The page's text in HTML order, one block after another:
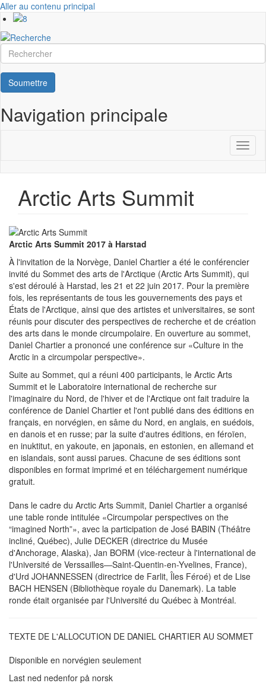
Aller au contenu principal
Rechercher
Soumettre
Navigation principale
Arctic Arts Summit
Arctic Arts Summit 2017 à Harstad
À l'invitation de la Norvège, Daniel Chartier a été le conférencier
invité du Sommet des arts de l'Arctique (Arctic Arts Summit), qui
s'est déroulé à Harstad, les 21 et 22 juin 2017. Pour la première
fois, les représentants de tous les gouvernements des pays et
États de l'Arctique, ainsi que des artistes et universitaires, se sont
réunis pour discuter des perspectives de recherche et de création
des arts dans le monde circumpolaire. En ouverture au sommet,
Daniel Chartier a prononcé une conférence sur «Culture in the
Arctic in a circumpolar perspective».
Suite au Sommet, qui a réuni 400 participants, le Arctic Arts
Summit et le Laboratoire international de recherche sur
l'imaginaire du Nord, de l'hiver et de l'Arctique ont fait traduire la
conférence de Daniel Chartier et l'ont publié dans des éditions en
français, en norvégien, en sâme du Nord, en anglais, en suédois,
en danois et en russe; par la suite d'autres éditions, en féroïen,
en inuktitut, en yakoute, en japonais, en estonien, en allemand et
en islandais, sont aussi parues. Chacune de ses éditions sont
disponibles en format imprimé et en téléchargement numérique
gratuit.
Dans le cadre du Arctic Arts Summit, Daniel Chartier a organisé
une table ronde intitulée «Circumpolar perspectives on the
“imagined North”», avec la participation de José BABIN (Théâtre
incliné, Québec), Julie DECKER (directrice du Musée
d'Anchorage, Alaska), Jan BORM (vice-recteur à l'international de
l'Université de Verssailles—Saint-Quentin-en-Yvelines, France),
d'Urd JOHANNESSEN (directrice de Farlit, Îles Féroé) et de Lise
BACH HENSEN (Bibliothèque royale du Danemark). La table
ronde était organisée par l'Université du Québec à Montréal.
TEXTE DE L'ALLOCUTION DE DANIEL CHARTIER AU SOMMET
Disponible en norvégien seulement
Last ned nedenfor på norsk